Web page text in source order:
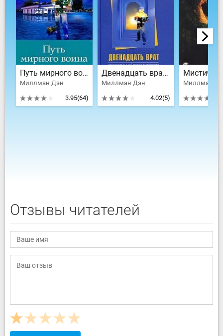
Путь мирного воина
Миллман Дэн
3.95(64)
Двенадцать врат Просветленной повседневности
Миллман Дэн
4.02(5)
Миллман
Отзывы читателей